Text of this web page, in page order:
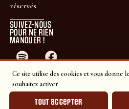
Ce site utilise des cookies et vous donne
souhaitez activer
Tout accepter
réservés
SUIVEZ-NOUS
POUR NE RIEN
MANQUER !